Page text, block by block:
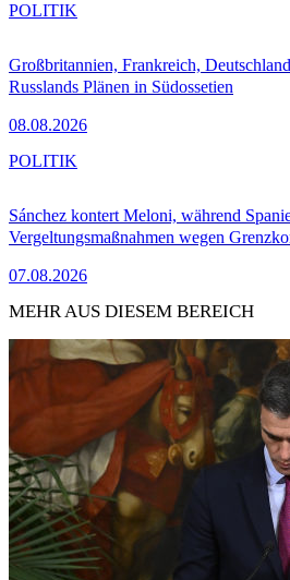
Großbritannien, Frankreich,
Russlands Plänen in Südossetien
08.08.2026
POLITIK
Sánchez kontert Meloni, während
Vergeltungsmaßnahmen wegen
07.08.2026
POLITIK
MEHR AUS DIESEM BEREICH